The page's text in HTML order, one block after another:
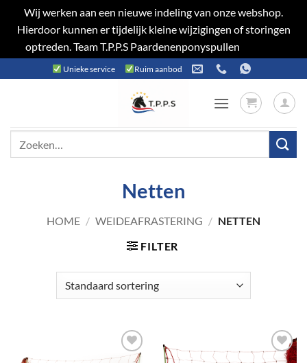
Wij werken aan een nieuwe indeling van onze webshop.
Hierdoor kunnen er tijdelijk kleine wijzigingen of storingen
optreden. Team T.P.P.S Paardenenponyspullen
naar
Unieke service Ruim aanbod
Netten
HOME / WEIDEAFRASTERING / NETTEN
FILTER